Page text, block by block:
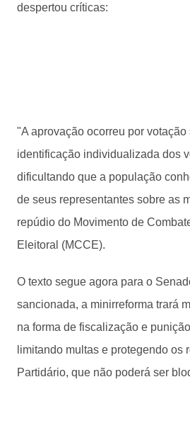
despertou críticas:
"A aprovação ocorreu por
identificação individualizada dos
dificultando que a população
de seus representantes sobre as
repúdio do Movimento de
Eleitoral (MCCE).
O texto segue agora para o
sancionada, a minirreforma trará
na forma de fiscalização e
limitando multas e protegendo os
Partidário, que não poderá ser